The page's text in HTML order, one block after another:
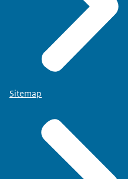
Sitemap